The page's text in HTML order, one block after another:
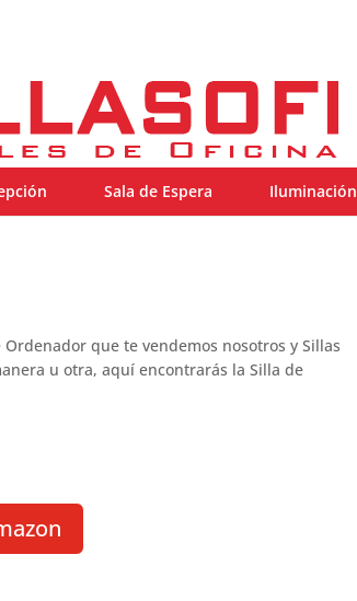
Sala de Espera Iluminación
que te vendemos nosotros y Sillas
u otra, aquí encontrarás la Silla de